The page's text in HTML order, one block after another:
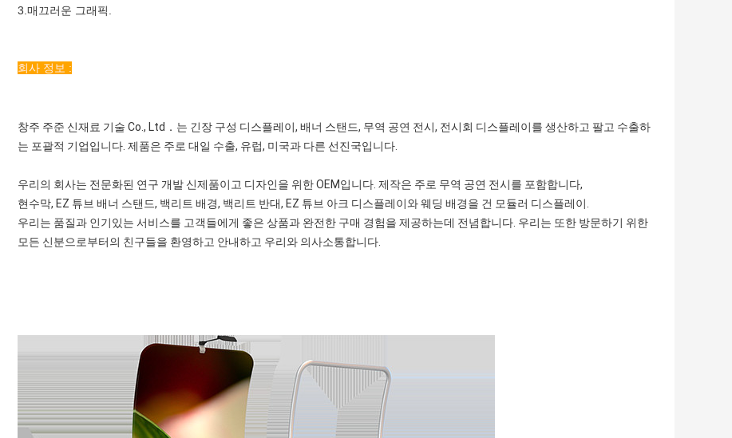
3.매끄러운 그래픽.
회사 정보 :
창주 주준 신재료 기술 Co., Ltd．는 긴장 구성 디스플레이, 배너 스탠드, 무역 공연 전시, 전시회 디스플레이를 생산하고 팔고 수출하
는 포괄적 기업입니다. 제품은 주로 대일 수출, 유럽, 미국과 다른 선진국입니다.
우리의 회사는 전문화된 연구 개발 신제품이고 디자인을 위한 OEM입니다. 제작은 주로 무역 공연 전시를 포함합니다,
현수막, EZ 튜브 배너 스탠드, 백리트 배경, 백리트 반대, EZ 튜브 아크 디스플레이와 웨딩 배경을 건 모듈러 디스플레이.
우리는 품질과 인기있는 서비스를 고객들에게 좋은 상품과 완전한 구매 경험을 제공하는데 전념합니다. 우리는 또한 방문하기 위한
모든 신분으로부터의 친구들을 환영하고 안내하고 우리와 의사소통합니다.